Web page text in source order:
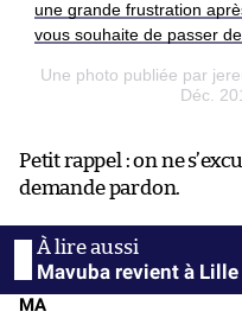
une grande frustration
vous souhaite de passer
Une photo publiée par
Déc.
Petit rappel : on ne
demande pardon.
Mavuba revient à Lille
MA